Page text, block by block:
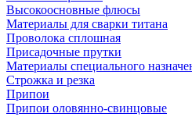
Высокоосновные флюсы
Материалы для сварки титана
Проволока сплошная
Присадочные прутки
Материалы специального
Строжка и резка
Припои
Припои оловянно-свинцовые